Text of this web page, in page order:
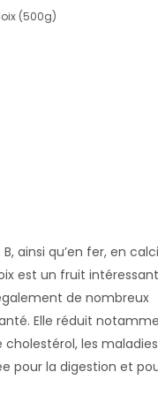
(500g)
ainsi qu’en fer, en
est un fruit intéressant
de nombreux
Elle réduit
les maladies
pour la digestion et